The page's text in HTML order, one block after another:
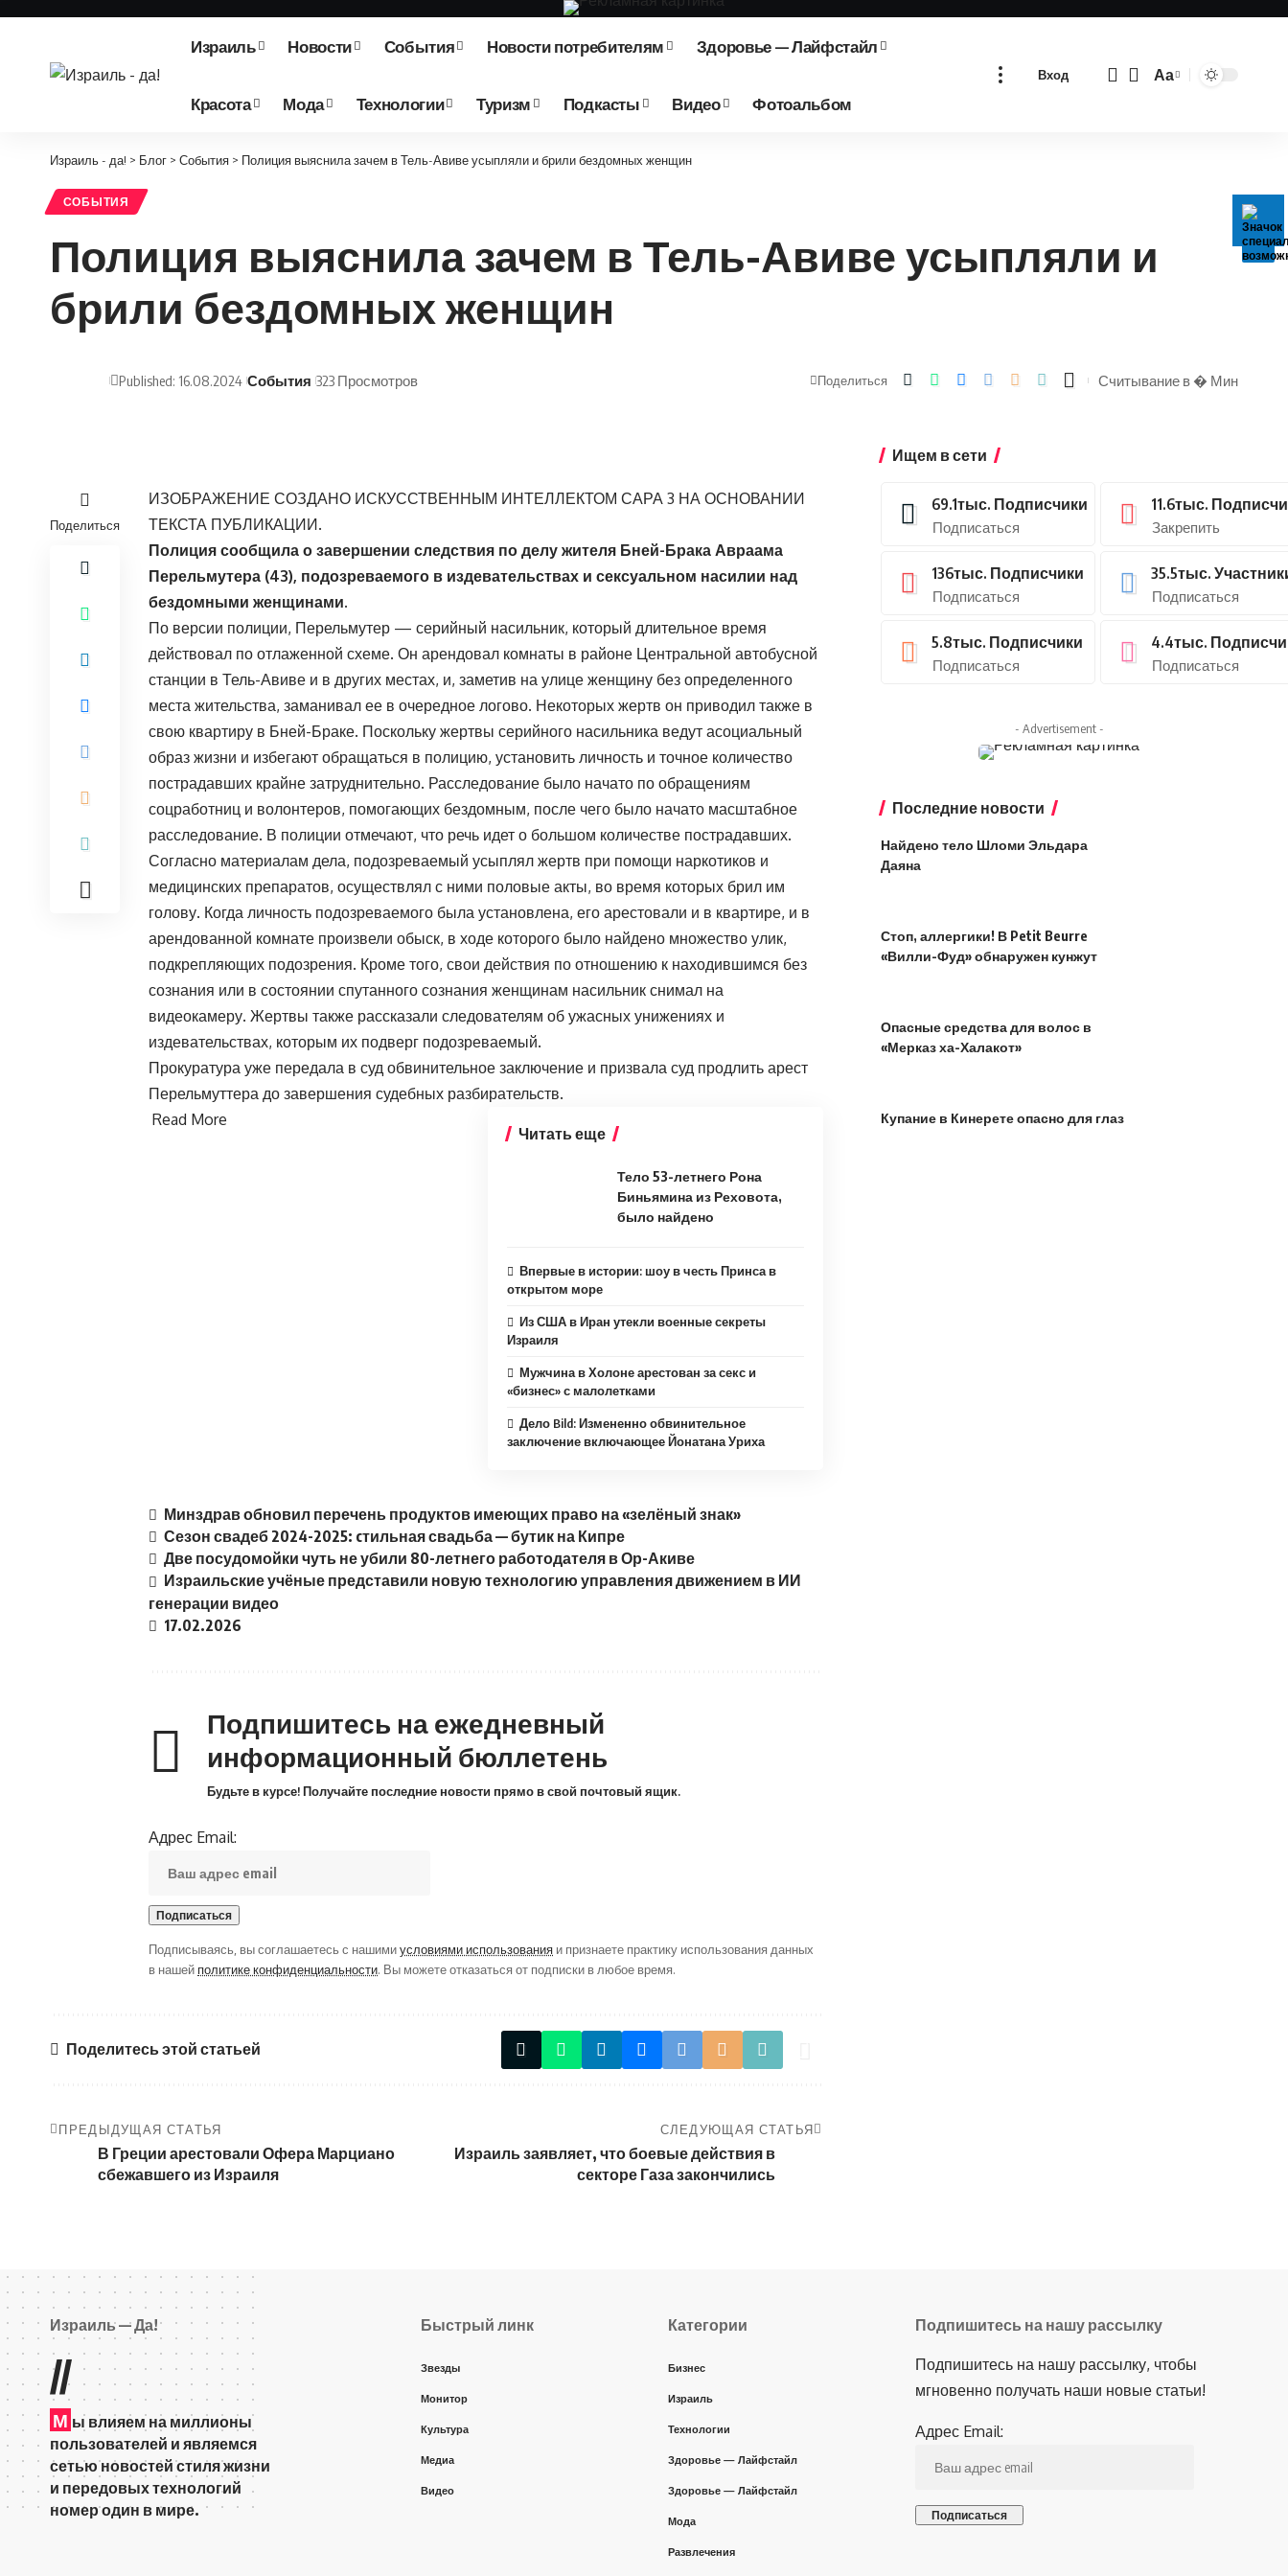
Израиль Новости События Новости потребителям Здоровье — Лайфстайл
Красота Мода Технологии Туризм Подкасты Видео Фотоальбом
Вход
Изменение
Аа
Израиль - да! > Блог > События > Полиция выяснила зачем в Тель-Авиве усыпляли и брили бездомных женщин
СОБЫТИЯ
Полиция выяснила зачем в Тель-Авиве усыпляли и
брили бездомных женщин
Published: 16.08.2024 События 323 Просмотров Поделиться Считывание в � Мин
Поделиться
ИЗОБРАЖЕНИЕ СОЗДАНО ИСКУССТВЕННЫМ ИНТЕЛЛЕКТОМ САРА 3 НА ОСНОВАНИИ
ТЕКСТА ПУБЛИКАЦИИ.
Полиция сообщила о завершении следствия по делу жителя Бней-Брака Авраама
Перельмутера (43), подозреваемого в издевательствах и сексуальном насилии над
бездомными женщинами.
По версии полиции, Перельмутер — серийный насильник, который длительное время
действовал по отлаженной схеме. Он арендовал комнаты в районе Центральной автобусной
станции в Тель-Авиве и в других местах, и, заметив на улице женщину без определенного
места жительства, заманивал ее в очередное логово. Некоторых жертв он приводил также в
свою квартиру в Бней-Браке. Поскольку жертвы серийного насильника ведут асоциальный
образ жизни и избегают обращаться в полицию, установить личность и точное количество
пострадавших крайне затруднительно. Расследование было начато по обращениям
соцработниц и волонтеров, помогающих бездомным, после чего было начато масштабное
расследование. В полиции отмечают, что речь идет о большом количестве пострадавших.
Согласно материалам дела, подозреваемый усыплял жертв при помощи наркотиков и
медицинских препаратов, осуществлял с ними половые акты, во время которых брил им
голову. Когда личность подозреваемого была установлена, его арестовали и в квартире, и в
арендованной комнате произвели обыск, в ходе которого было найдено множество улик,
подкрепляющих подозрения. Кроме того, свои действия по отношению к находившимся без
сознания или в состоянии спутанного сознания женщинам насильник снимал на
видеокамеру. Жертвы также рассказали следователям об ужасных унижениях и
издевательствах, которым их подверг подозреваемый.
Прокуратура уже передала в суд обвинительное заключение и призвала суд продлить арест
Перельмуттера до завершения судебных разбирательств.
Читать еще
Тело 53-летнего Рона
Биньямина из Реховота,
было найдено
Впервые в истории: шоу в честь Принса в
открытом море
Из США в Иран утекли военные секреты
Израиля
Мужчина в Холоне арестован за секс и
«бизнес» с малолетками
Дело Bild: Измененно обвинительное
заключение включающее Йонатана Уриха
Read More
Минздрав обновил перечень продуктов имеющих право на «зелёный знак»
Сезон свадеб 2024-2025: cтильная свадьба — бутик на Кипре
Две посудомойки чуть не убили 80-летнего работодателя в Ор-Акиве
Израильские учёные представили новую технологию управления движением в ИИ
генерации видео
17.02.2026
Подпишитесь на ежедневный
информационный бюллетень
Будьте в курсе! Получайте последние новости прямо в свой почтовый ящик.
Адрес Email:
Подписываясь, вы соглашаетесь с нашимиусловиями использования и признаете практику использования данных
в нашей политике конфиденциальности. Вы можете отказаться от подписки в любое время.
Поделитесь этой статьей
ПРЕДЫДУЩАЯ СТАТЬЯ
В Греции арестовали Офера Марциано
сбежавшего из Израиля
СЛЕДУЮЩАЯ СТАТЬЯ
Израиль заявляет, что боевые действия в
секторе Газа закончились
Ищем в сети
69.1тыс. Подписчики
Подписаться
11.6тыс.
Закрепить
136тыс. Подписчики
Подписаться
35.5тыс.
Подписаться
5.8тыс. Подписчики
Подписаться
4.4тыс.
Подписаться
- Advertisement -
Последние новости
Найдено тело Шломи Эльдара
Даяна
Стоп, аллергики! В Petit Beurre
«Вилли-Фуд» обнаружен кунжут
Опасные средства для волос в
«Мерказ ха-Халакот»
Купание в Кинерете опасно для глаз
Израиль — Да!
//
М ы влияем на миллионы
пользователей и являемся
сетью новостей стиля жизни
и передовых технологий
номер один в мире.
Быстрый линк
Звезды
Монитор
Культура
Медиа
Видео
Категории
Бизнес
Израиль
Технологии
Здоровье — Лайфстайл
Здоровье — Лайфстайл
Мода
Развлечения
Подпишитесь на нашу рассылку
Подпишитесь на нашу рассылку, чтобы
мгновенно получать наши новые статьи!
Адрес Email: